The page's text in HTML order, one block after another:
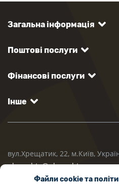
Загальна інформація
Поштові послуги
Фінансові послуги
Інше
вул.Хрещатик, 22, м.Київ,
ukrposhta@ukrposhta.ua
Файли cookie та